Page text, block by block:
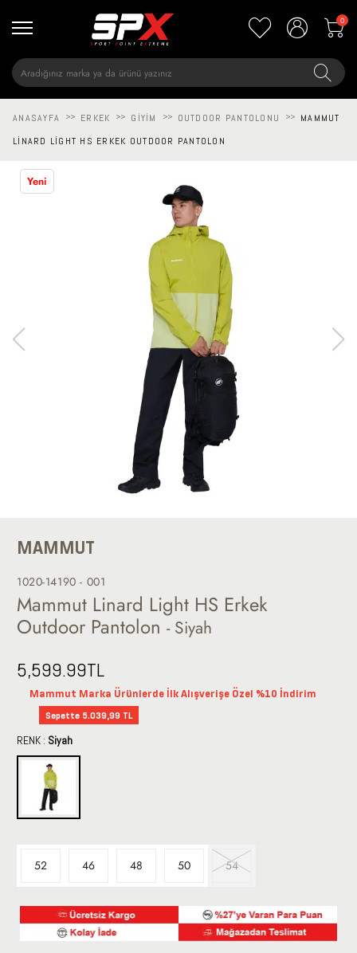
0
ANASAYFA >> ERKEK >> GIYIM >> OUTDOOR PANTOLONU >>
MAMMUT
LINARD LIGHT HS ERKEK OUTDOOR PANTOLON
Yeni
MAMMUT
1020-14190 - 001
Mammut Linard Light HS Erkek
Outdoor Pantolon - Siyah
5,599.99TL
Mammut Marka Ürünlerde İlk Alışverişe Özel %10 İndirim
Sepette 5.039,99 TL
RENK : Siyah
52 46 48 50 54